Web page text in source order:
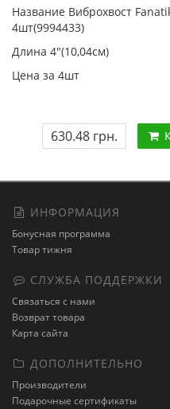
Название Виброхвост
4шт(9994433)
Длина 4"(10,04см)
Цена за 4шт
630.48 грн.
ИНФОРМАЦИЯ
Бонусная программа
Товар тижня
СЛУЖБА ПОДДЕРЖКИ
Связаться с нами
Возврат товара
Карта сайта
ДОПОЛНИТЕЛЬНО
Производители
Подарочные сертификаты